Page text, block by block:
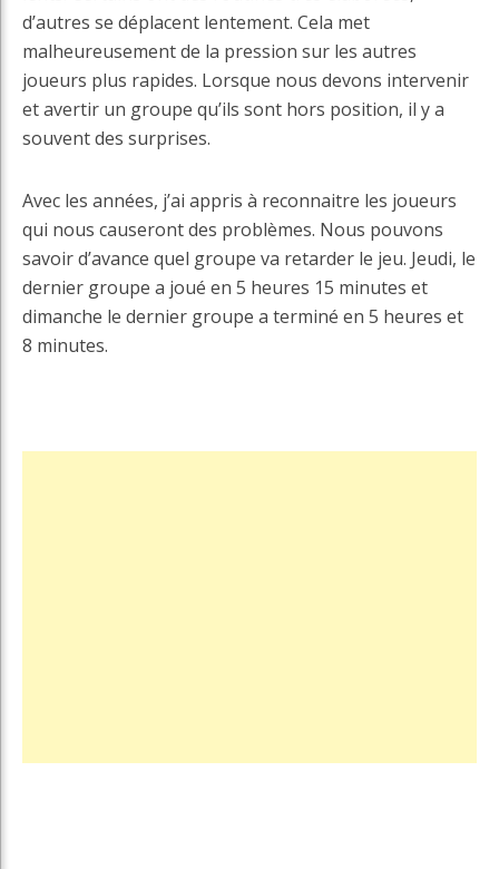
d’autres se déplacent lentement. Cela met
malheureusement de la pression sur les autres
joueurs plus rapides. Lorsque nous devons intervenir
et avertir un groupe qu’ils sont hors position, il y a
souvent des surprises.
Avec les années, j’ai appris à reconnaitre les joueurs
qui nous causeront des problèmes. Nous pouvons
savoir d’avance quel groupe va retarder le jeu. Jeudi, le
dernier groupe a joué en 5 heures 15 minutes et
dimanche le dernier groupe a terminé en 5 heures et
8 minutes.